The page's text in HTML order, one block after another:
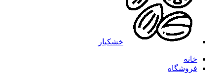
خشکبار
خانه
فروشگاه